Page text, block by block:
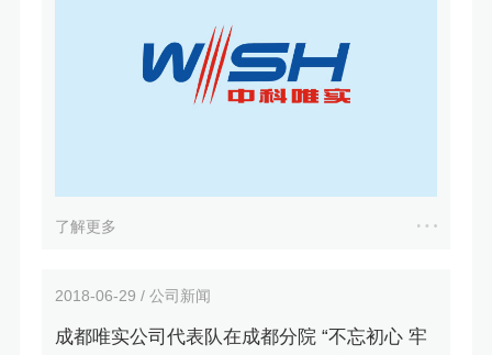
了解更多
2018-06-29 / 公司新闻
成都唯实公司代表队在成都分院 “不忘初心 牢